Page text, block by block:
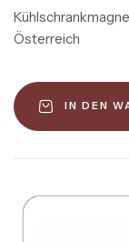
Österreich
IN DEN